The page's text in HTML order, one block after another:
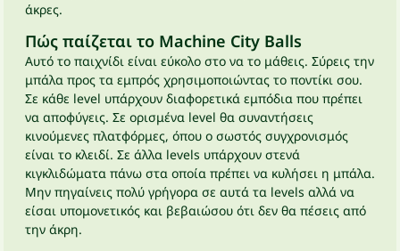
άκρες.
Πώς παίζεται το Machine City Balls
Αυτό το παιχνίδι είναι εύκολο στο να το μάθεις. Σύρεις την
μπάλα προς τα εμπρός χρησιμοποιώντας το ποντίκι σου.
Σε κάθε level υπάρχουν διαφορετικά εμπόδια που πρέπει
να αποφύγεις. Σε ορισμένα level θα συναντήσεις
κινούμενες πλατφόρμες, όπου ο σωστός συγχρονισμός
είναι το κλειδί. Σε άλλα levels υπάρχουν στενά
κιγκλιδώματα πάνω στα οποία πρέπει να κυλήσει η μπάλα.
Μην πηγαίνεις πολύ γρήγορα σε αυτά τα levels αλλά να
είσαι υπομονετικός και βεβαιώσου ότι δεν θα πέσεις από
την άκρη.